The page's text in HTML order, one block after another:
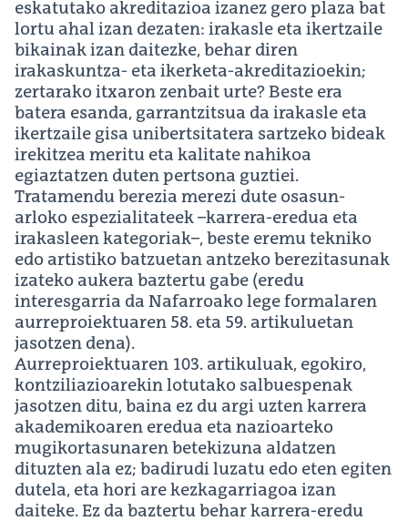
eskatutako akreditazioa izanez gero plaza bat
lortu ahal izan dezaten: irakasle eta ikertzaile
bikainak izan daitezke, behar diren
irakaskuntza- eta ikerketa-akreditazioekin;
zertarako itxaron zenbait urte? Beste era
batera esanda, garrantzitsua da irakasle eta
ikertzaile gisa unibertsitatera sartzeko bideak
irekitzea meritu eta kalitate nahikoa
egiaztatzen duten pertsona guztiei.
Tratamendu berezia merezi dute osasun-
arloko espezialitateek –karrera-eredua eta
irakasleen kategoriak–, beste eremu tekniko
edo artistiko batzuetan antzeko berezitasunak
izateko aukera baztertu gabe (eredu
interesgarria da Nafarroako lege formalaren
aurreproiektuaren 58. eta 59. artikuluetan
jasotzen dena).
Aurreproiektuaren 103. artikuluak, egokiro,
kontziliazioarekin lotutako salbuespenak
jasotzen ditu, baina ez du argi uzten karrera
akademikoaren eredua eta nazioarteko
mugikortasunaren betekizuna aldatzen
dituzten ala ez; badirudi luzatu edo eten egiten
dutela, eta hori are kezkagarriagoa izan
daiteke. Ez da baztertu behar karrera-eredu